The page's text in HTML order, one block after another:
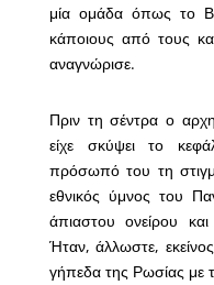
μία ομάδα όπως το
κάποιους από τους
αναγνώρισε.
Πριν τη σέντρα ο
είχε σκύψει το
πρόσωπό του τη
εθνικός ύμνος του
άπιαστου ονείρου
Ήταν, άλλωστε,
γήπεδα της Ρωσίας με